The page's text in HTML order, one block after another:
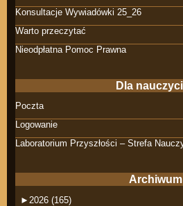
Konsultacje Wywiadówki 25_26
Warto przeczytać
Nieodpłatna Pomoc Prawna
Dla
Poczta
Logowanie
Laboratorium Przyszłości – Strefa
Archiwum
► 2026 (165)